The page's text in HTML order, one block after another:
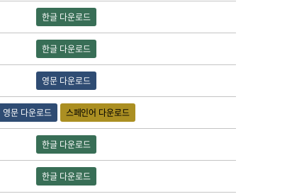
한글 다운로드
한글 다운로드
영문 다운로드
영문 다운로드 스페인어 다운로드
한글 다운로드
한글 다운로드